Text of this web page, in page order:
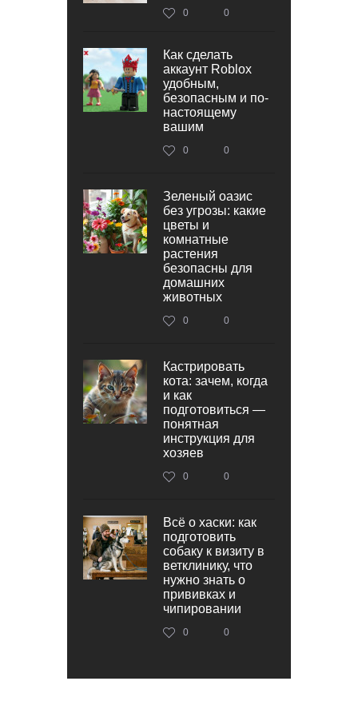
0 0
Как сделать
аккаунт Roblox
удобным,
безопасным и по-
настоящему
вашим
0 0
Зеленый оазис
без угрозы: какие
цветы и
комнатные
растения
безопасны для
домашних
животных
0 0
Кастрировать
кота: зачем, когда
и как
подготовиться —
понятная
инструкция для
хозяев
0 0
Всё о хаски: как
подготовить
собаку к визиту в
ветклинику, что
нужно знать о
прививках и
чипировании
0 0